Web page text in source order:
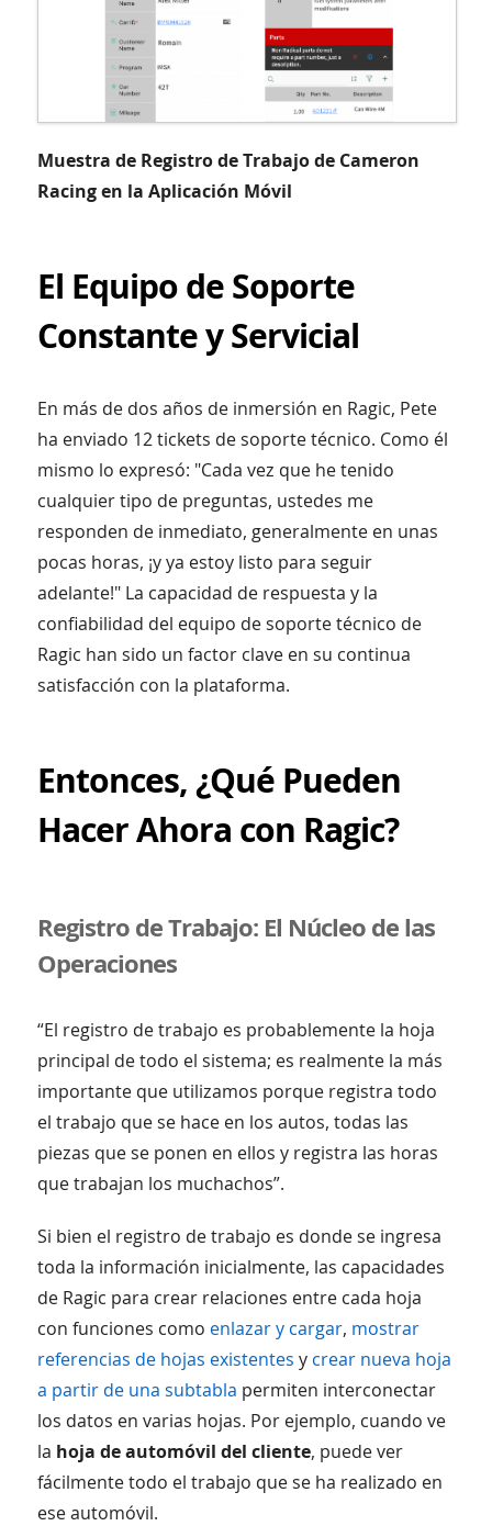
Muestra de Registro de Trabajo de Cameron
Racing en la Aplicación Móvil
El Equipo de Soporte
Constante y Servicial
En más de dos años de inmersión en Ragic, Pete
ha enviado 12 tickets de soporte técnico. Como él
mismo lo expresó: "Cada vez que he tenido
cualquier tipo de preguntas, ustedes me
responden de inmediato, generalmente en unas
pocas horas, ¡y ya estoy listo para seguir
adelante!" La capacidad de respuesta y la
confiabilidad del equipo de soporte técnico de
Ragic han sido un factor clave en su continua
satisfacción con la plataforma.
Entonces, ¿Qué Pueden
Hacer Ahora con Ragic?
Registro de Trabajo: El Núcleo de las
Operaciones
“El registro de trabajo es probablemente la hoja
principal de todo el sistema; es realmente la más
importante que utilizamos porque registra todo
el trabajo que se hace en los autos, todas las
piezas que se ponen en ellos y registra las horas
que trabajan los muchachos”.
Si bien el registro de trabajo es donde se ingresa
toda la información inicialmente, las capacidades
de Ragic para crear relaciones entre cada hoja
con funciones como enlazar y cargar, mostrar
referencias de hojas existentes y crear nueva hoja
a partir de una subtabla permiten interconectar
los datos en varias hojas. Por ejemplo, cuando ve
la hoja de automóvil del cliente, puede ver
fácilmente todo el trabajo que se ha realizado en
ese automóvil.